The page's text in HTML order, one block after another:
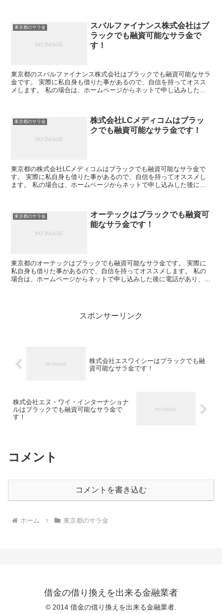
東京都のサラ金
スバルファイナンス株式会社はブ
ラックでも融資可能なサラ金で
す！
東京都のスバルファイナンス株式会社はブラックでも融資可能なサラ
金です。 実際に私自身も借りた事があるので、自信を持ってオスス
メします。 私の場合は、ホームページからネットで申し込みした後
東京都のサラ金
株式会社LCメディコムはブラッ
クでも融資可能なサラ金です！
東京都の株式会社LCメディコムはブラックでも融資可能なサラ金で
す。 実際に私自身も借りた事があるので、自信を持ってオススメし
ます。 私の場合は、ホームページからネットで申し込みした後に電
東京都のサラ金
オーテックはブラックでも融資可
能なサラ金です！
東京都のオーテックはブラックでも融資可能なサラ金です。 実際に
私自身も借りた事があるので、自信を持ってオススメします。 私の
場合は、ホームページからネットで申し込みした後に電話があり、詳
スポンサーリンク
株式会社エスワイシーはブラックでも融
資可能なサラ金です！
株式会社エヌ・ワイ・インターナショナ
ルはブラックでも融資可能なサラ金で
す！
コメント
コメントを書き込む
ホーム 東京都のサラ金
借金の借り換えを出来る金融業者
© 2014 借金の借り換えを出来る金融業者.